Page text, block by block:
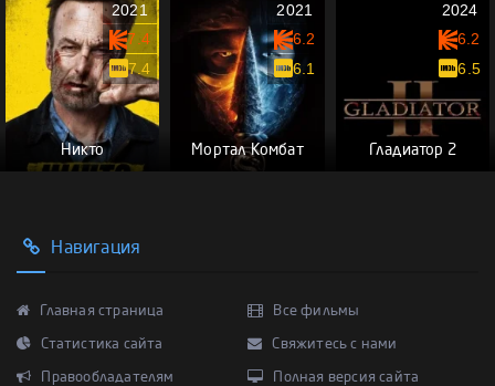
Никто
2021
7.4
7.4
Мортал Комбат
2021
6.2
6.1
Гладиатор 2
2024
6.2
6.5
Навигация
Главная страница Все фильмы
Статистика сайта Свяжитесь с нами
Правообладателям Полная версия сайта